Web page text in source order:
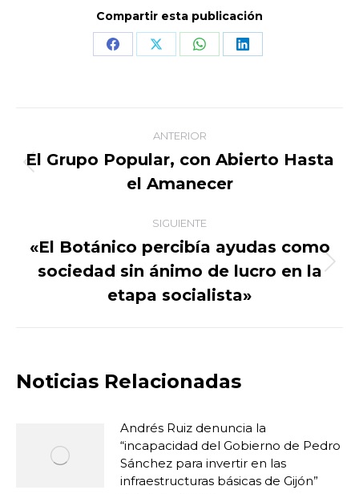
Compartir esta publicación
Share Share Share Share
Navegación
entre
publicaciones
ANTERIOR
Publicación
anterior:
El Grupo Popular, con Abierto Hasta
el Amanecer
SIGUIENTE
Publicación
siguiente:
«El Botánico percibía ayudas como
sociedad sin ánimo de lucro en la
etapa socialista»
Noticias Relacionadas
Andrés Ruiz denuncia la
“incapacidad del Gobierno de Pedro
Sánchez para invertir en las
infraestructuras básicas de Gijón”